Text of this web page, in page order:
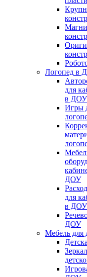
Логопед в
для
в ДОУ
Игры
ДОУ
для
в ДОУ
ДОУ
Мебель для